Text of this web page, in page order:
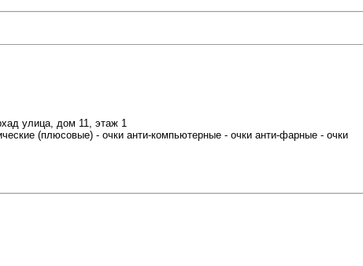
улица, дом 11, этаж 1
(плюсовые) - очки анти-компьютерные - очки анти-фарные - очки